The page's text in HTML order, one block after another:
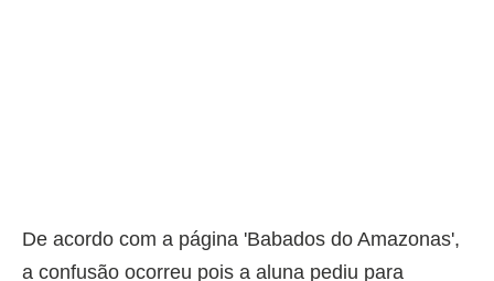
De acordo com a página 'Babados do Amazonas',
a confusão ocorreu pois a aluna pediu para